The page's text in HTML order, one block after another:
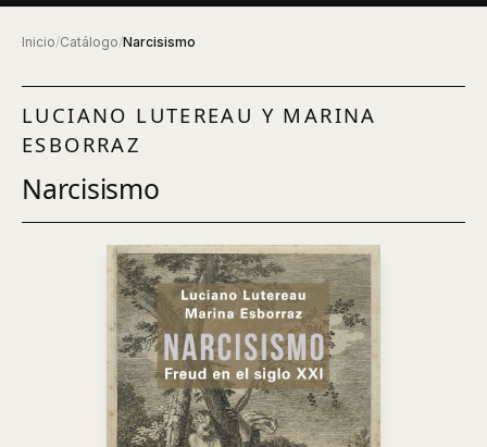
Inicio/Catálogo/Narcisismo
LUCIANO LUTEREAU Y MARINA
ESBORRAZ
Narcisismo